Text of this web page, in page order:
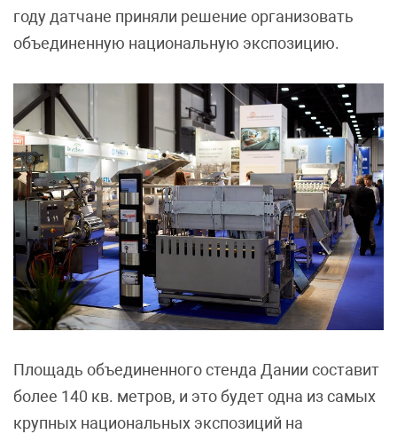
году датчане приняли решение организовать
объединенную национальную экспозицию.
Площадь объединенного стенда Дании составит
более 140 кв. метров, и это будет одна из самых
крупных национальных экспозиций на